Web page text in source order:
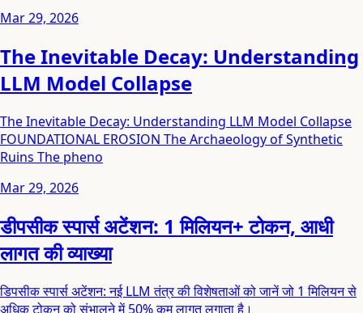
Mar 29, 2026
The Inevitable Decay: Understanding
LLM Model Collapse
The Inevitable Decay: Understanding LLM Model Collapse
FOUNDATIONAL EROSION The Archaeology of Synthetic
Ruins The pheno
Mar 29, 2026
डीपसीक स्पार्स अटेंशन: 1 मिलियन+ टोकन, आधी
लागत की व्याख्या
डिपसीक स्पार्स अटेंशन: नई LLM तंत्र की विशेषताओं को जानें जो 1 मिलियन से
अधिक टोकन को संभालने में 50% कम लागत लगाता है।